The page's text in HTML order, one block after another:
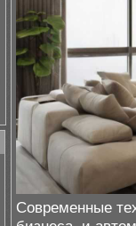
Современные